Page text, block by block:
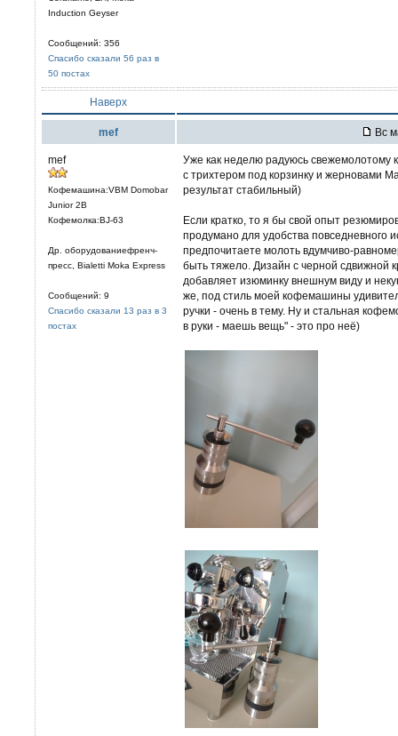
Induction Geyser
Сообщений: 356
Спасибо сказали 56 раз в
50 постах
Наверх
mef Вс
mef
Кофемашина:VBM Domobar
Junior 2B
Кофемолка:BJ-63
Др. оборудованиефренч-
пресс, Bialetti Moka Express
Сообщений: 9
Спасибо сказали 13 раз в 3
постах
Уже как неделю радуюсь свежемолотому
с трихтером под корзинку и жерновами
результат стабильный)
Если кратко, то я бы свой опыт
продумано для удобства повседневного
предпочитаете молоть вдумчиво-
быть тяжело. Дизайн с черной сдвижной
добавляет изюминку внешнум виду и
же, под стиль моей кофемашины
ручки - очень в тему. Ну и стальная
в руки - маешь вещь" - это про неё)